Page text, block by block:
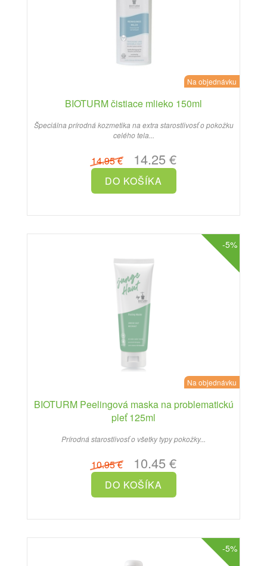
Na objednávku
BIOTURM čistiace mlieko 150ml
Špeciálna prírodná kozmetika na extra starostlivosť o pokožku
celého tela...
14.95 €14.25 €
-5%
Na objednávku
BIOTURM Peelingová maska na problematickú
pleť 125ml
Prírodná starostlivosť o všetky typy pokožky...
10.95 €10.45 €
-5%